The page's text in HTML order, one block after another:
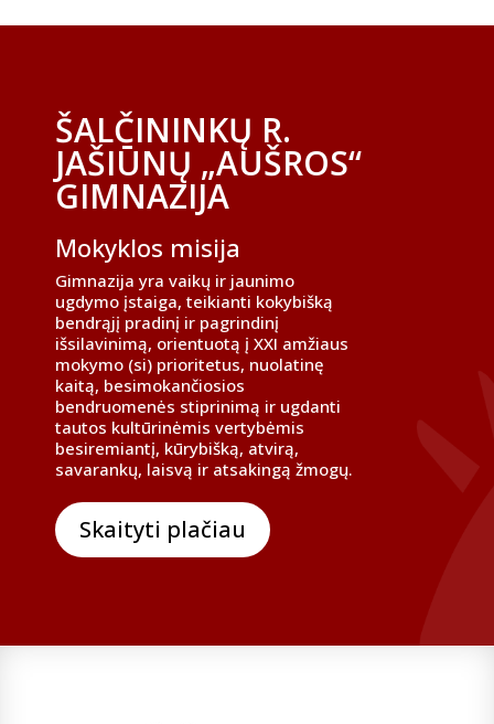
ŠALČININKŲ R.
JAŠIŪNŲ „AUŠROS“
GIMNAZIJA
Mokyklos misija
Gimnazija yra vaikų ir jaunimo
ugdymo įstaiga, teikianti kokybišką
bendrąjį pradinį ir pagrindinį
išsilavinimą, orientuotą į XXI amžiaus
mokymo (si) prioritetus, nuolatinę
kaitą, besimokančiosios
bendruomenės stiprinimą ir ugdanti
tautos kultūrinėmis vertybėmis
besiremiantį, kūrybišką, atvirą,
savarankų, laisvą ir atsakingą žmogų.
Skaityti plačiau